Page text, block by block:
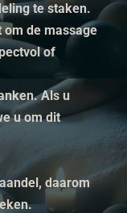
te staken.
om de massage
of
Als u
u om dit
daarom